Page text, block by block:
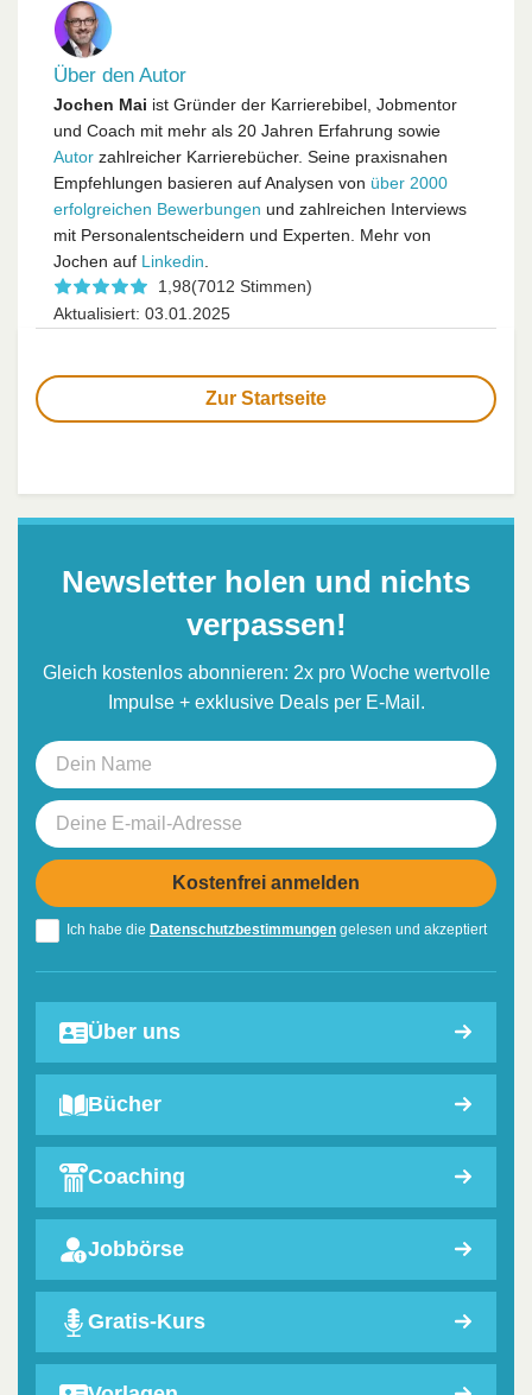
Über den Autor
Jochen Mai ist Gründer der Karrierebibel, Jobmentor
und Coach mit mehr als 20 Jahren Erfahrung sowie
Autor zahlreicher Karrierebücher. Seine praxisnahen
Empfehlungen basieren auf Analysen von über 2000
erfolgreichen Bewerbungen und zahlreichen Interviews
mit Personalentscheidern und Experten. Mehr von
Jochen auf Linkedin.
1,98(7012 Stimmen)
Aktualisiert: 03.01.2025
Zur Startseite
Newsletter holen und nichts
verpassen!
Gleich kostenlos abonnieren: 2x pro Woche wertvolle
Impulse + exklusive Deals per E-Mail.
Ich habe die Datenschutzbestimmungen gelesen und akzeptiert
Über uns
Bücher
Coaching
Jobbörse
Gratis-Kurs